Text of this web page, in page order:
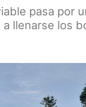
pasa por
llenarse los